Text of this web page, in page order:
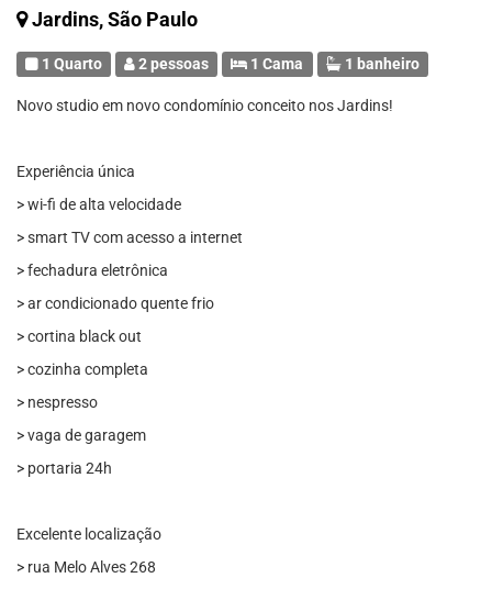
Jardins, São Paulo
1 Quarto 2 pessoas 1 Cama 1 banheiro
Novo studio em novo condomínio conceito nos Jardins!
Experiência única
> wi-fi de alta velocidade
> smart TV com acesso a internet
> fechadura eletrônica
> ar condicionado quente frio
> cortina black out
> cozinha completa
> nespresso
> vaga de garagem
> portaria 24h
Excelente localização
> rua Melo Alves 268